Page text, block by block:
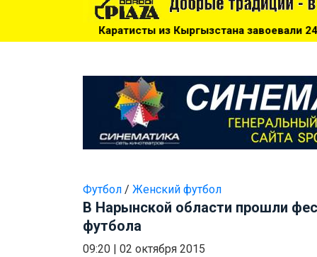
из Кыргызстана завоевали 24 медали на
Футбол / Женский футбол
В Нарынской области прошли
футбола
09:20
02 октября 2015